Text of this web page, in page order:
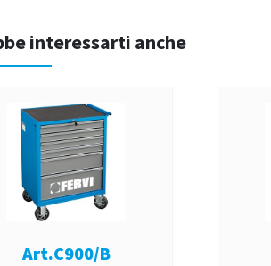
interessarti anche
Art.C900/B